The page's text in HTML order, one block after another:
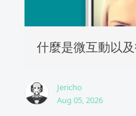
什麼是微互動以
Jericho
Aug 05, 2026